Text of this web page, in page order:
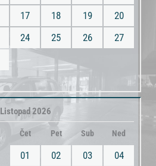
17 18 19
20
24 25 26
27
Listopad 2026
Čet Pet Sub Ned
01 02 03
04